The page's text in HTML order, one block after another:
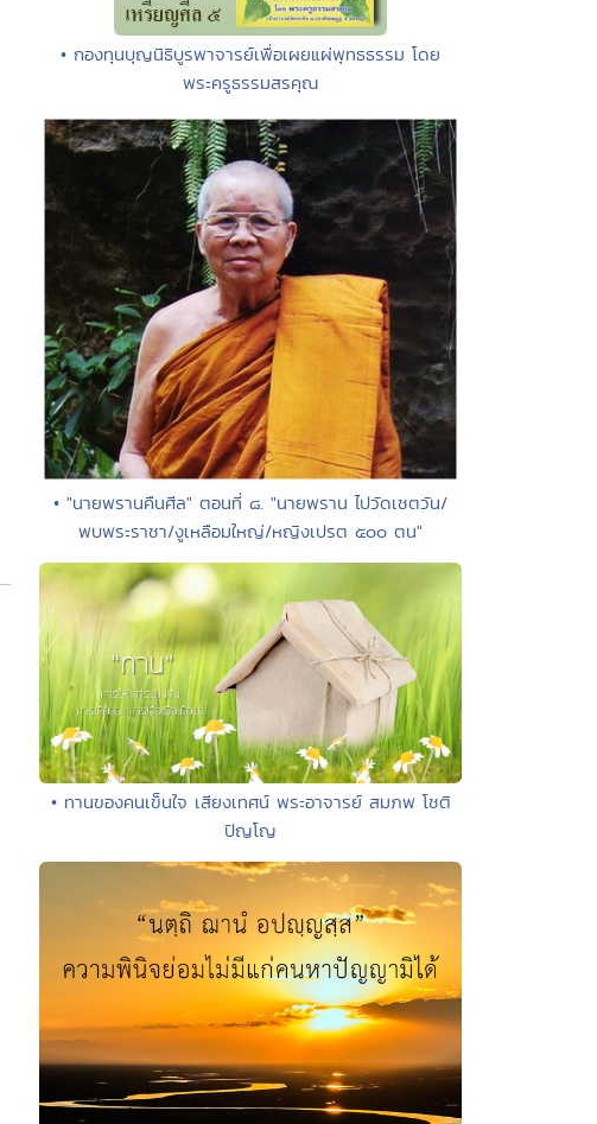
• กองทุนบุญนิธิบูรพาจารย์เพื่อเผยแผ่พุทธธรรม โดย
พระครูธรรมสรคุณ
• "นายพรานคืนศีล" ตอนที่ ๘. "นายพราน ไปวัดเชตวัน/
พบพระราชา/งูเหลือมใหญ่/หญิงเปรต ๕๐๐ ตน"
• ทานของคนเข็นใจ เสียงเทศน์ พระอาจารย์ สมภพ โชติ
ปัญโญ